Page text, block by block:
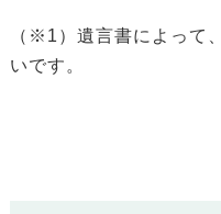
（※1）遺言書によって
いです。